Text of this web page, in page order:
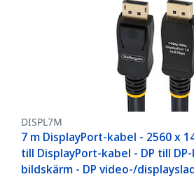
DISPL7M
7 m DisplayPort-kabel - 2560 x
till DisplayPort-kabel - DP till
bildskärm - DP video-/